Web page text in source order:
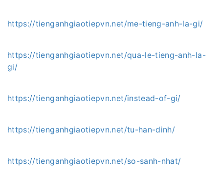
https://tienganhgiaotiepvn.net/me-tieng-anh-la-gi/
https://tienganhgiaotiepvn.net/qua-le-tieng-anh-la-
gi/
https://tienganhgiaotiepvn.net/instead-of-gi/
https://tienganhgiaotiepvn.net/tu-han-dinh/
https://tienganhgiaotiepvn.net/so-sanh-nhat/